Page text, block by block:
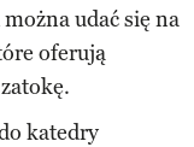
udać się na
oferują
katedry